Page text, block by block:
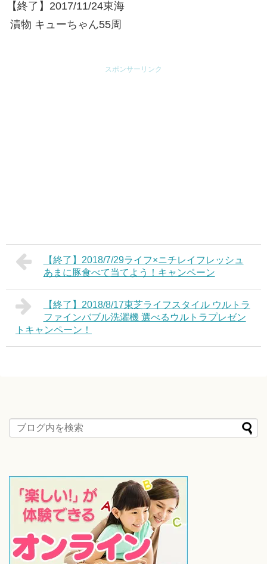
【終了】2017/11/24東海
漬物 キューちゃん55周
スポンサーリンク
【終了】2018/7/29ライフ×ニチレイフレッシュ
あまに豚食べて当てよう！キャンペーン
【終了】2018/8/17東芝ライフスタイル ウルトラ
ファインバブル洗濯機 選べるウルトラプレゼン
トキャンペーン！